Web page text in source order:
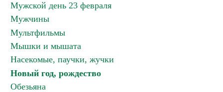
Мужской день 23 февраля
Мужчины
Мультфильмы
Мышки и мышата
Насекомые, паучки, жучки
Новый год, рождество
Обезьяна